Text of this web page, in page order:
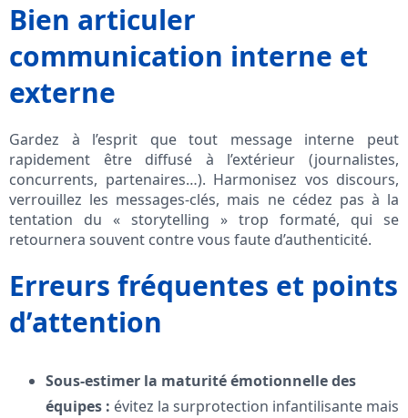
Bien articuler
communication interne et
externe
Gardez à l’esprit que tout message interne peut
rapidement être diffusé à l’extérieur (journalistes,
concurrents, partenaires…). Harmonisez vos discours,
verrouillez les messages-clés, mais ne cédez pas à la
tentation du « storytelling » trop formaté, qui se
retournera souvent contre vous faute d’authenticité.
Erreurs fréquentes et points
d’attention
Sous-estimer la maturité émotionnelle des
équipes : évitez la surprotection infantilisante mais